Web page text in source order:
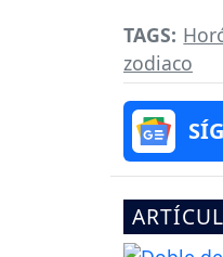
TAGS:
zodiaco